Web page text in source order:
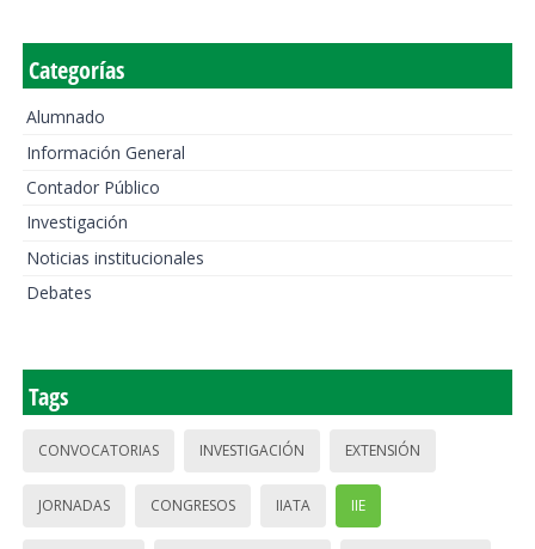
Categorías
Alumnado
Información General
Contador Público
Investigación
Noticias institucionales
Debates
Tags
CONVOCATORIAS INVESTIGACIÓN EXTENSIÓN
JORNADAS CONGRESOS IIATA IIE